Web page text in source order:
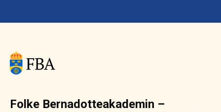
Folke Bernadotteakademin –